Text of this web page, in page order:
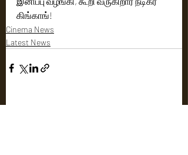
கிங்காங்!
Cinema News
Latest News